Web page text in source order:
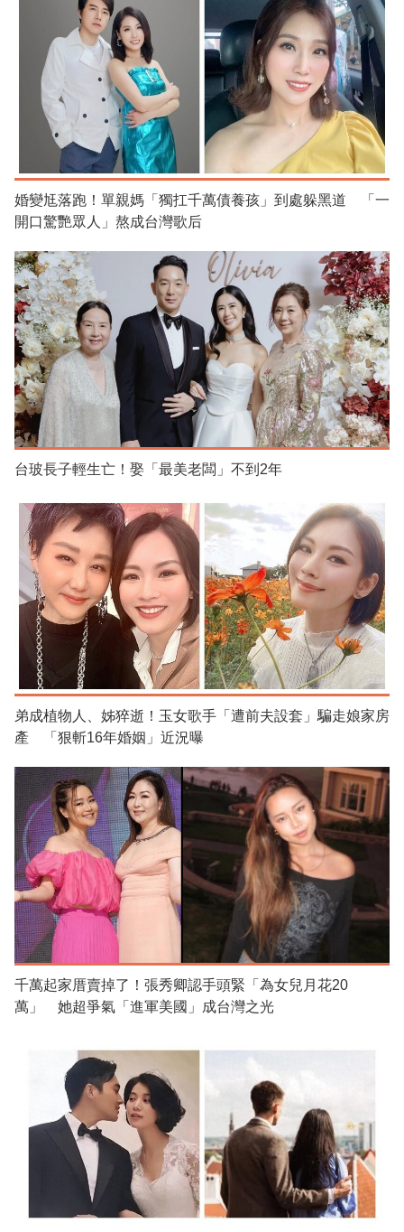
婚變尪落跑！單親媽「獨扛千萬債養孩」到處躲黑道 「一
開口驚艷眾人」熬成台灣歌后
台玻長子輕生亡！娶「最美老闆」不到2年
弟成植物人、姊猝逝！玉女歌手「遭前夫設套」騙走娘家房
產 「狠斬16年婚姻」近況曝
千萬起家厝賣掉了！張秀卿認手頭緊「為女兒月花20
萬」 她超爭氣「進軍美國」成台灣之光